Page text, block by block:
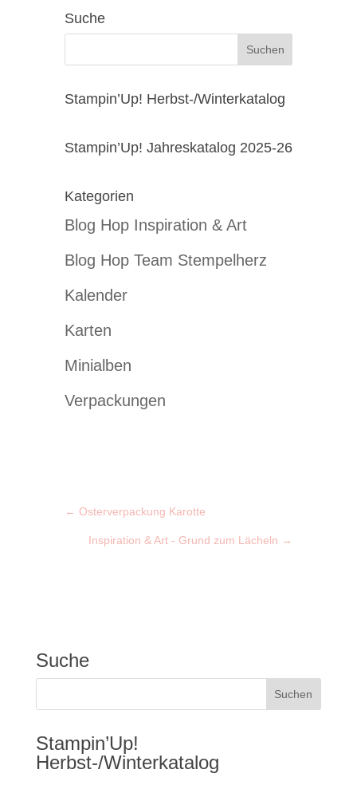
Suche
Stampin’Up! Herbst-/Winterkatalog
Stampin’Up! Jahreskatalog 2025-26
Kategorien
Blog Hop Inspiration & Art
Blog Hop Team Stempelherz
Kalender
Karten
Minialben
Verpackungen
← Osterverpackung Karotte
Inspiration & Art - Grund zum Lächeln →
Suche
Stampin’Up!
Herbst-/Winterkatalog